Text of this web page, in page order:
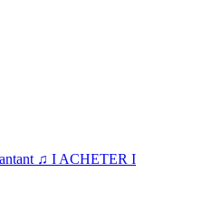
♫ I ACHETER I